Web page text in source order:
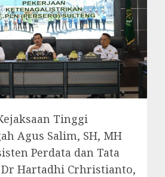
Tinggi
Agus Salim, SH, MH
Perdata dan Tata
Dr Hartadhi Crhristianto,